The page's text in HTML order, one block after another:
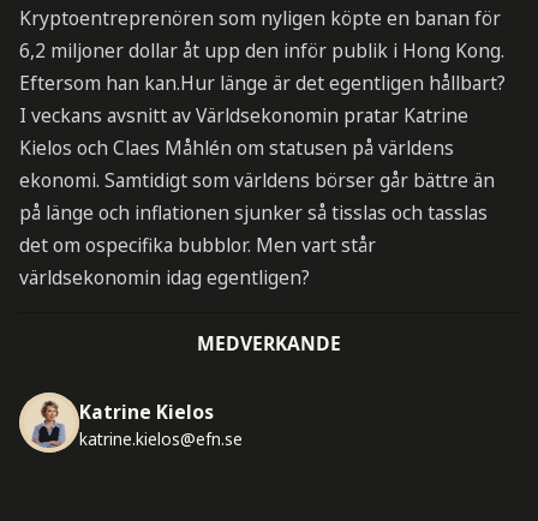
Kryptoentreprenören som nyligen köpte en banan för
6,2 miljoner dollar åt upp den inför publik i Hong Kong.
Eftersom han kan.Hur länge är det egentligen hållbart?
I veckans avsnitt av Världsekonomin pratar Katrine
Kielos och Claes Måhlén om statusen på världens
ekonomi. Samtidigt som världens börser går bättre än
på länge och inflationen sjunker så tisslas och tasslas
det om ospecifika bubblor. Men vart står
världsekonomin idag egentligen?
MEDVERKANDE
Katrine Kielos
katrine.kielos@efn.se